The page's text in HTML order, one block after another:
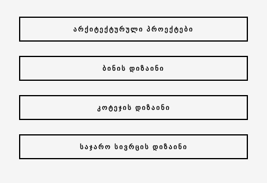
ᲐᲠᲥᲘᲢᲔᲥᲢᲣᲠᲣᲚᲘ ᲞᲠᲝᲔᲥᲢᲔᲑᲘ
ᲑᲘᲜᲘᲡ ᲓᲘᲖᲐᲘᲜᲘ
ᲙᲝᲢᲔᲯᲘᲡ ᲓᲘᲖᲐᲘᲜᲘ
ᲡᲐᲯᲐᲠᲝ ᲡᲘᲕᲠᲪᲘᲡ ᲓᲘᲖᲐᲘᲜᲘ